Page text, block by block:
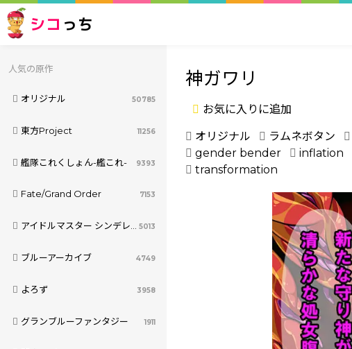
シコ っち
人気の原作
オリジナル 50785
東方Project 11256
艦隊これくしょん-艦これ- 9393
Fate/Grand Order 7153
アイドルマスター シンデレラガールズ 5013
ブルーアーカイブ 4749
よろず 3958
グランブルーファンタジー 1911
神ガワリ
お気に入りに追加
オリジナル ラムネボタン
gender bender
inflation
transformation